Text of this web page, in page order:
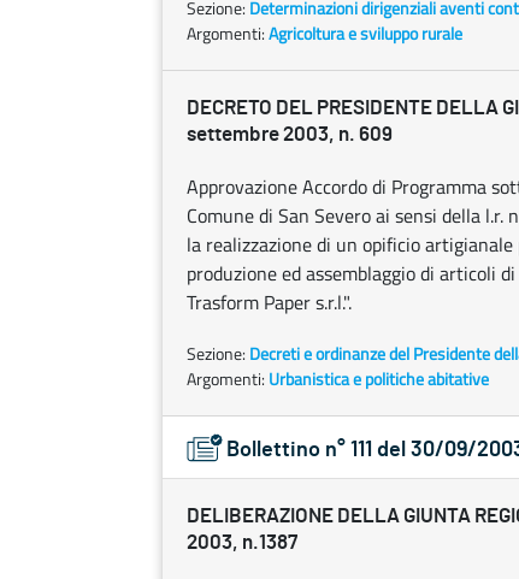
Sezione: Determinazioni dirigenziali aventi
Argomenti:Agricoltura e sviluppo rurale
DECRETO DEL PRESIDENTE DELLA
settembre 2003, n. 609
Approvazione Accordo di Programma
Comune di San Severo ai sensi della
la realizzazione di un opificio
produzione ed assemblaggio di articoli
Trasform Paper s.r.l.".
Sezione: Decreti e ordinanze del Presidente
Argomenti: Urbanistica e politiche abitative
Bollettino n° 111 del 30/09/
DELIBERAZIONE DELLA GIUNTA
2003, n.1387